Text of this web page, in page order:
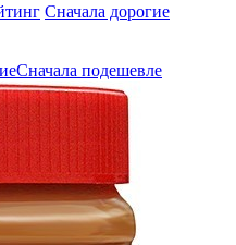
Сначала дорогие
Сначала подешевле